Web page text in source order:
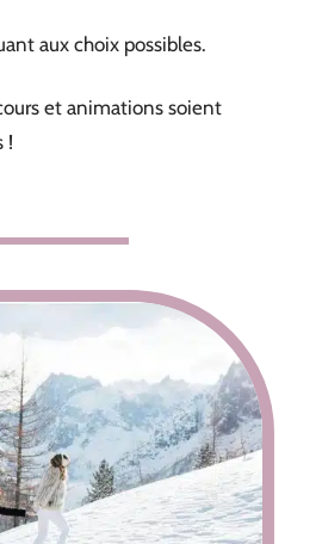
aux choix possibles.
et animations soient
!